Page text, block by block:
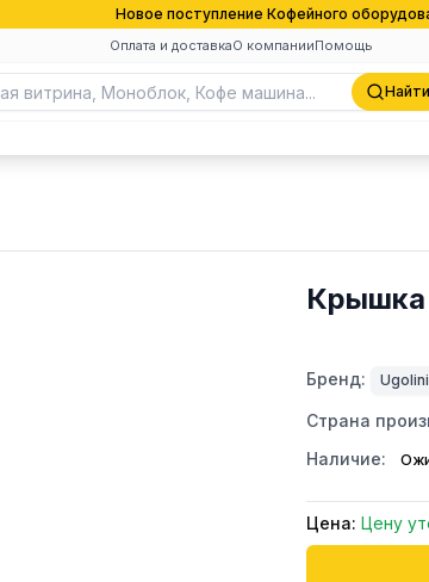
Новое поступление Кофейного
Оплата и доставкаО компанииПомощь
Найти
Крышка
Бренд: Ugolini
Страна
Наличие:
Цена: Цену